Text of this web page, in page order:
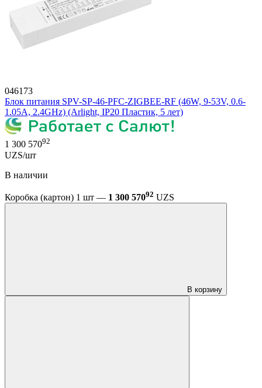
046173
Блок питания SPV-SP-46-PFC-ZIGBEE-RF (46W, 9-53V, 0.6-
1.05A, 2.4GHz) (Arlight, IP20 Пластик, 5 лет)
1 300 57092
UZS/шт
В наличии
Коробка (картон) 1 шт — 1 300 57092 UZS
В корзину